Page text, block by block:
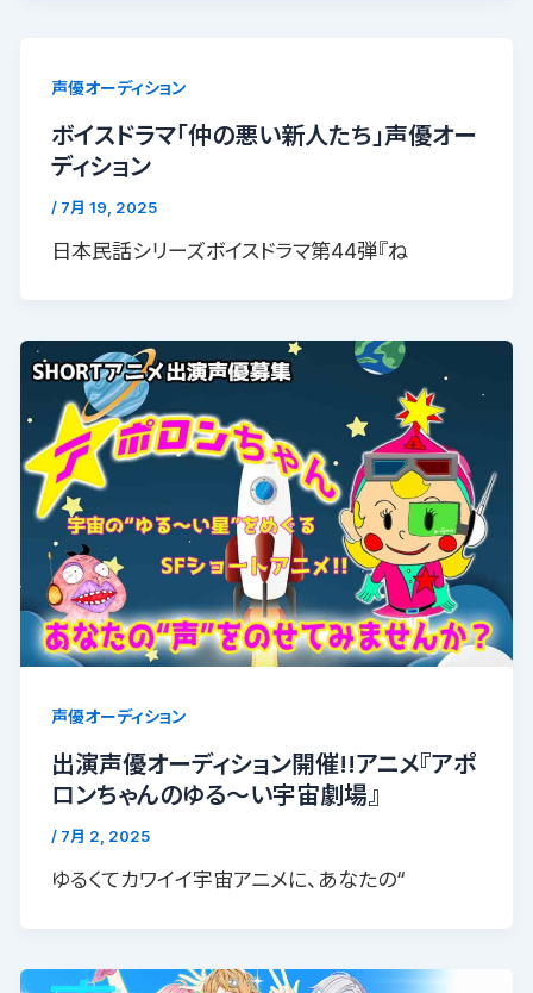
声優オーディション
ボイスドラマ「仲の悪い新人たち」声優オー
ディション
/ 7月 19, 2025
日本民話シリーズボイスドラマ第44弾『ね
声優オーディション
出演声優オーディション開催!!アニメ『アポ
ロンちゃんのゆる〜い宇宙劇場』
/ 7月 2, 2025
ゆるくてカワイイ宇宙アニメに、あなたの“